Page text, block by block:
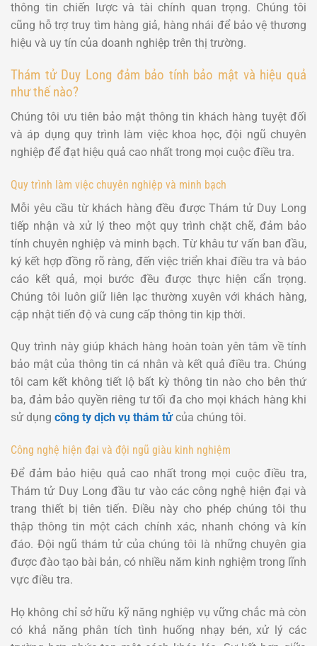
thông tin chiến lược và tài chính quan trọng. Chúng tôi
cũng hỗ trợ truy tìm hàng giả, hàng nhái để bảo vệ thương
hiệu và uy tín của doanh nghiệp trên thị trường.
Thám tử Duy Long đảm bảo tính bảo mật và hiệu quả
như thế nào?
Chúng tôi ưu tiên bảo mật thông tin khách hàng tuyệt đối
và áp dụng quy trình làm việc khoa học, đội ngũ chuyên
nghiệp để đạt hiệu quả cao nhất trong mọi cuộc điều tra.
Quy trình làm việc chuyên nghiệp và minh bạch
Mỗi yêu cầu từ khách hàng đều được Thám tử Duy Long
tiếp nhận và xử lý theo một quy trình chặt chẽ, đảm bảo
tính chuyên nghiệp và minh bạch. Từ khâu tư vấn ban đầu,
ký kết hợp đồng rõ ràng, đến việc triển khai điều tra và báo
cáo kết quả, mọi bước đều được thực hiện cẩn trọng.
Chúng tôi luôn giữ liên lạc thường xuyên với khách hàng,
cập nhật tiến độ và cung cấp thông tin kịp thời.
Quy trình này giúp khách hàng hoàn toàn yên tâm về tính
bảo mật của thông tin cá nhân và kết quả điều tra. Chúng
tôi cam kết không tiết lộ bất kỳ thông tin nào cho bên thứ
ba, đảm bảo quyền riêng tư tối đa cho mọi khách hàng khi
sử dụng công ty dịch vụ thám tửcủa chúng tôi.
Công nghệ hiện đại và đội ngũ giàu kinh nghiệm
Để đảm bảo hiệu quả cao nhất trong mọi cuộc điều tra,
Thám tử Duy Long đầu tư vào các công nghệ hiện đại và
trang thiết bị tiên tiến. Điều này cho phép chúng tôi thu
thập thông tin một cách chính xác, nhanh chóng và kín
đáo. Đội ngũ thám tử của chúng tôi là những chuyên gia
được đào tạo bài bản, có nhiều năm kinh nghiệm trong lĩnh
vực điều tra.
Họ không chỉ sở hữu kỹ năng nghiệp vụ vững chắc mà còn
có khả năng phân tích tình huống nhạy bén, xử lý các